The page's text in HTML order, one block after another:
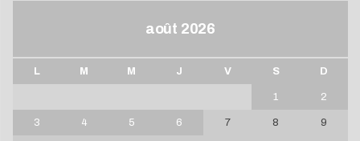
août 2026
L M M J V S D
1 2
3 4 5 6 7 8 9